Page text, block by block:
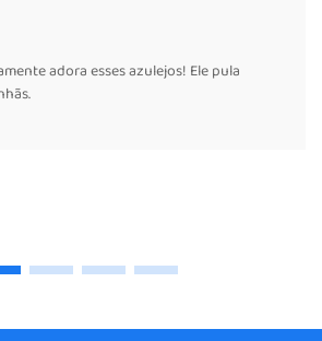
adora esses azulejos! Ele pula